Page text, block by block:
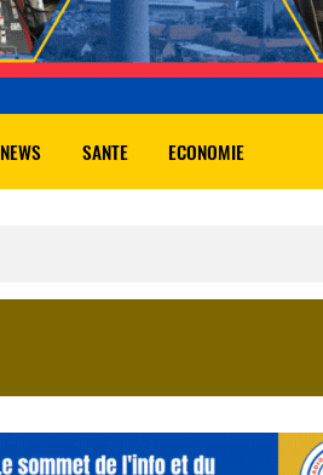
NEWS SANTE ECONOMIE